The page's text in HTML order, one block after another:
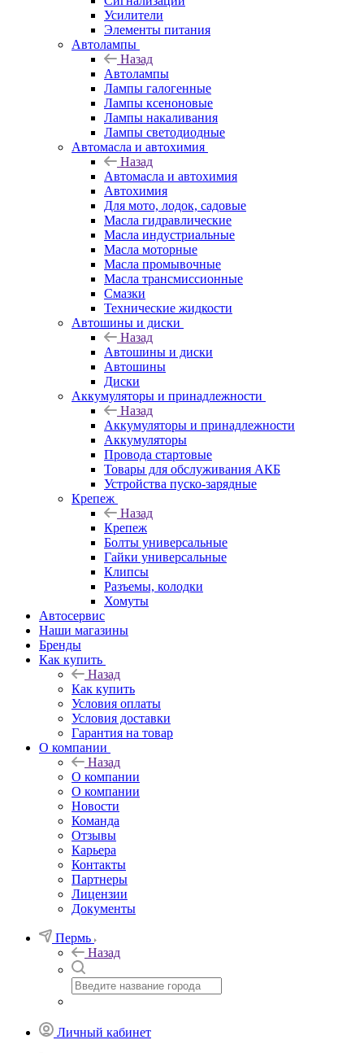
Усилители
Элементы питания
Автолампы
Назад
Автолампы
Лампы галогенные
Лампы ксеноновые
Лампы накаливания
Лампы светодиодные
Автомасла и автохимия
Назад
Автомасла и автохимия
Автохимия
Для мото, лодок, садовые
Масла гидравлические
Масла индустриальные
Масла моторные
Масла промывочные
Масла трансмиссионные
Смазки
Технические жидкости
Автошины и диски
Назад
Автошины и диски
Автошины
Диски
Аккумуляторы и принадлежности
Назад
Аккумуляторы и принадлежности
Аккумуляторы
Провода стартовые
Товары для обслуживания АКБ
Устройства пуско-зарядные
Крепеж
Назад
Крепеж
Болты универсальные
Гайки универсальные
Клипсы
Разъемы, колодки
Хомуты
Автосервис
Наши магазины
Бренды
Как купить
Назад
Как купить
Условия оплаты
Условия доставки
Гарантия на товар
О компании
Назад
О компании
О компании
Новости
Команда
Отзывы
Карьера
Контакты
Партнеры
Лицензии
Документы
Пермь
Назад
Личный кабинет